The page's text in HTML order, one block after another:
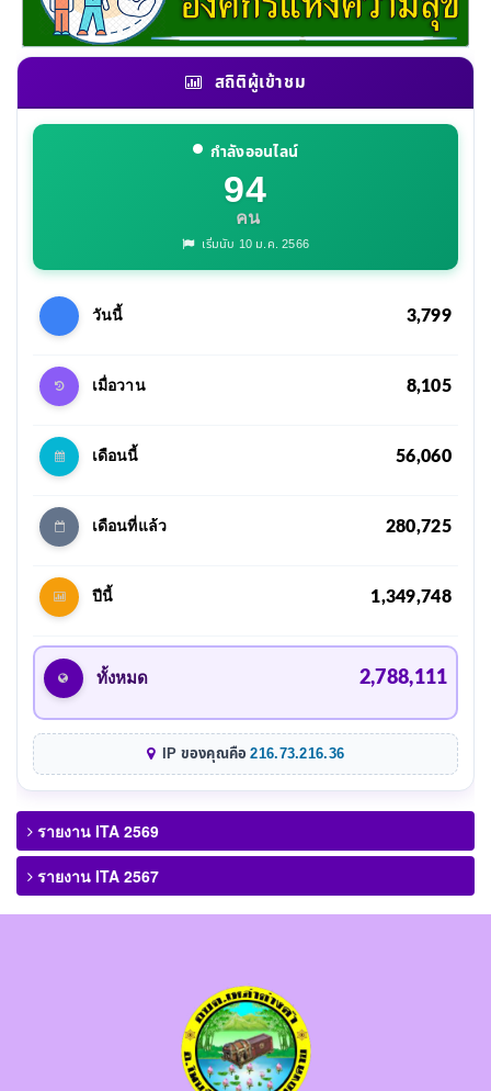
สถิติผู้เข้าชม
กำลังออนไลน์
94
คน
เริ่มนับ 10 ม.ค. 2566
วันนี้ 3,799
เมื่อวาน 8,105
เดือนนี้ 56,060
เดือนที่แล้ว 280,725
ปีนี้ 1,349,748
ทั้งหมด 2,788,111
IP ของคุณคือ216.73.216.36
รายงาน ITA 2569
รายงาน ITA 2567